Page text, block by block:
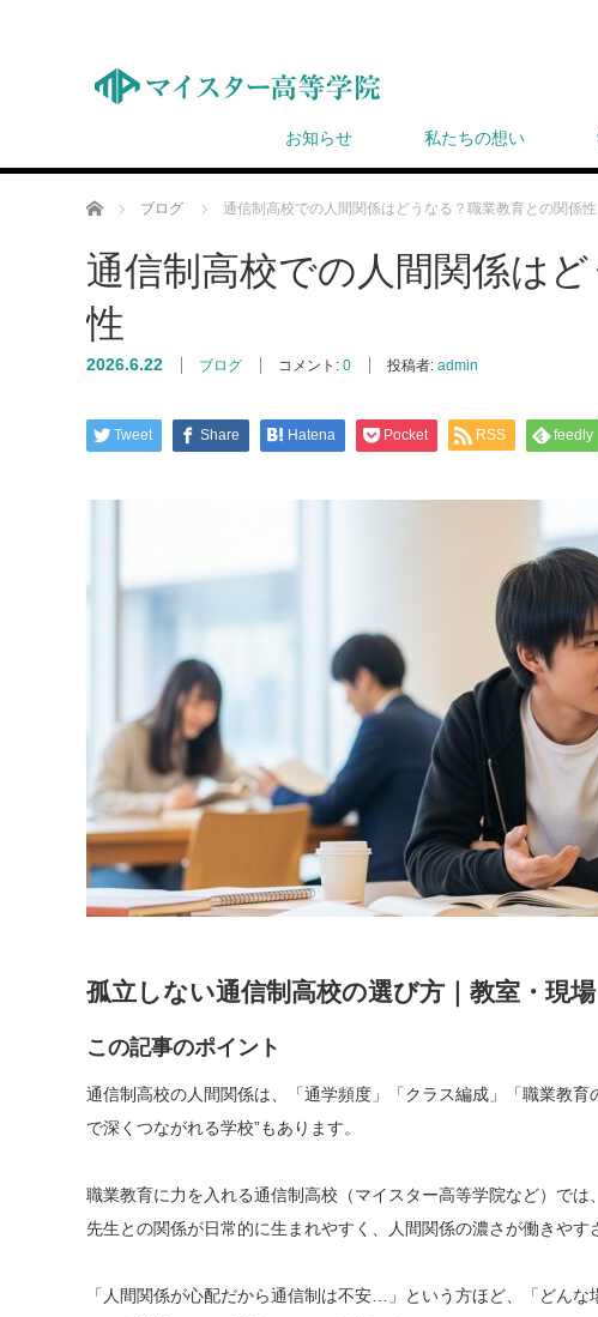
お知らせ 私たちの想い
ホーム ブログ 通信制高校での人間関係はどうなる？職業教育との関係性
通信制高校での人間関係は
性
2026.6.22 ブログ コメント: 0 投稿者: admin
Tweet Share Hatena Pocket RSS feedly
孤立しない通信制高校の選び方｜教室・現
この記事のポイント
通信制高校の人間関係は、「通学頻度」「クラス編成」「職業教
で深くつながれる学校”もあります。
職業教育に力を入れる通信制高校（マイスター高等学院など）で
先生との関係が日常的に生まれやすく、人間関係の濃さが働きやす
「人間関係が心配だから通信制は不安…」という方ほど、「どん